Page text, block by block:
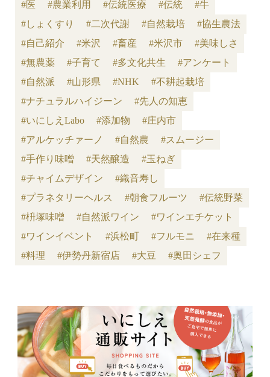
#医
#農業利用 #伝統医療 #伝統
#牛
#しょくすり
#二次代謝 #自然栽培
#協生農法
#自己紹介
#米沢 #畜産 #米沢市
#美味しさ
#無農薬
#子育て #多文化共生
#アンケート
#自然派
#山形県 #NHK
#不耕起栽培
#ナチュラルハイジーン
#先人の知恵
#いにしえLabo
#添加物
#庄内市
#アルケッチァーノ
#自然農
#スムージー
#手作り味噌
#天然醸造
#玉ねぎ
#チャイムデザイン
#織音寿し
#プラネタリーヘルス
#朝食フルーツ
#伝統野菜
#枡塚味噌
#自然派ワイン
#ワインエチケット
#ワインイベント
#浜松町 #フルモニ
#在来種
#料理
#伊勢丹新宿店 #大豆 #奥田シェフ